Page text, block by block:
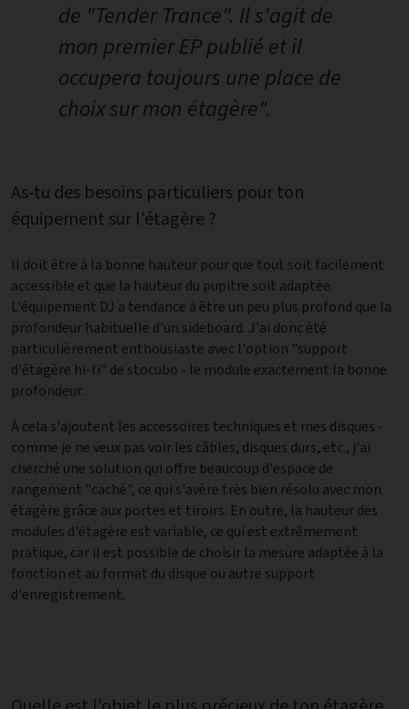
de "Tender Trance". Il s'agit de
mon premier EP publié et il
occupera toujours une place de
choix sur mon étagère".
As-tu des besoins particuliers pour ton
équipement sur l'étagère ?
Il doit être à la bonne hauteur pour que tout soit facilement
accessible et que la hauteur du pupitre soit adaptée.
L'équipement DJ a tendance à être un peu plus profond que la
profondeur habituelle d'un sideboard. J'ai donc été
particulièrement enthousiaste avec l'option "support
d'étagère hi-fi" de stocubo - le module exactement la bonne
profondeur.
À cela s'ajoutent les accessoires techniques et mes disques -
comme je ne veux pas voir les câbles, disques durs, etc., j'ai
cherché une solution qui offre beaucoup d'espace de
rangement "caché", ce qui s'avère très bien résolu avec mon
étagère grâce aux portes et tiroirs. En outre, la hauteur des
modules d'étagère est variable, ce qui est extrêmement
pratique, car il est possible de choisir la mesure adaptée à la
fonction et au format du disque ou autre support
d'enregistrement.